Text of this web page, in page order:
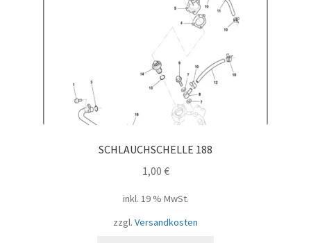
SCHLAUCHSCHELLE 188
1,00 €
inkl. 19 % MwSt.
zzgl. Versandkosten